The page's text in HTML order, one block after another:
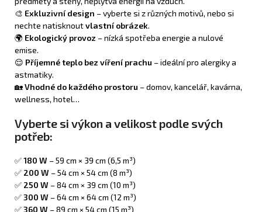
🎨 Exkluzivní design – vyberte si z různých motivů, nebo si
nechte natisknoutvlastní obrázek.
🌍 Ekologický provoz – nízká spotřeba energie a nulové
emise.
😌 Příjemné teplo bez víření prachu – ideální pro alergiky a
astmatiky.
🏡Vhodné do každého prostoru – domov, kancelář, kavárna,
wellness, hotel…
Vyberte si výkon a velikost podle svých
potřeb:
✅180 W – 59 cm × 39 cm (6,5 m³)
✅ 200 W – 54 cm × 54 cm (8 m³)
✅ 250 W – 84 cm × 39 cm (10 m³)
✅300 W – 64 cm × 64 cm (12 m³)
✅360 W – 89 cm × 54 cm (15 m³)